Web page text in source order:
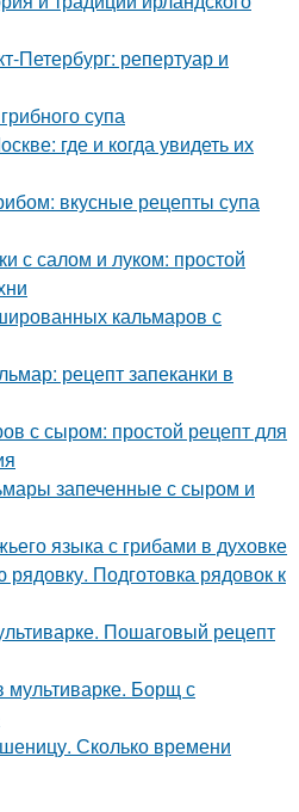
Петербург: репертуар и
супа
где и когда увидеть их
вкусные рецепты супа
с салом и луком: простой
кальмаров с
рецепт запеканки в
с сыром: простой рецепт для
запеченные с сыром и
языка с грибами в духовке
Подготовка рядовок к
Пошаговый рецепт
Борщ с
Сколько времени